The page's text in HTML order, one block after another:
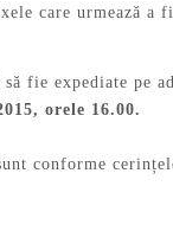
care urmează a
să fie expediate pe
orele 16.00.
conforme